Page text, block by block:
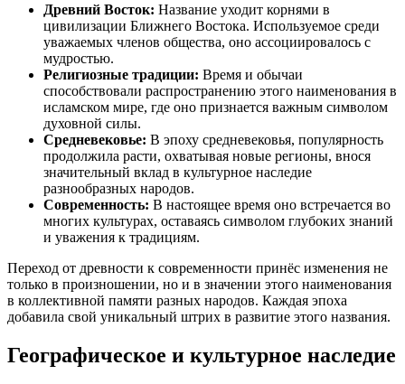
Древний Восток: Название уходит корнями в
цивилизации Ближнего Востока. Используемое среди
уважаемых членов общества, оно ассоциировалось с
мудростью.
Религиозные традиции: Время и обычаи
способствовали распространению этого наименования в
исламском мире, где оно признается важным символом
духовной силы.
Средневековье: В эпоху средневековья, популярность
продолжила расти, охватывая новые регионы, внося
значительный вклад в культурное наследие
разнообразных народов.
Современность: В настоящее время оно встречается во
многих культурах, оставаясь символом глубоких знаний
и уважения к традициям.
Переход от древности к современности принёс изменения не
только в произношении, но и в значении этого наименования
в коллективной памяти разных народов. Каждая эпоха
добавила свой уникальный штрих в развитие этого названия.
Географическое и культурное наследие